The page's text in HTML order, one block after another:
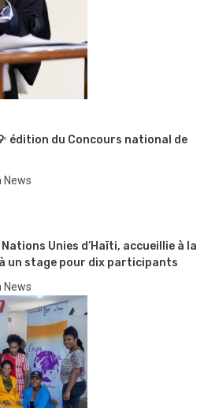
édition du Concours national de
News
Unies d’Haïti, accueillie à la
un stage pour dix participants
News